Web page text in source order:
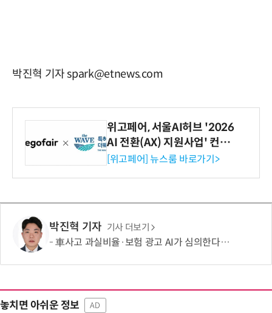
박진혁 기자 spark@etnews.com
위고페어, 서울AI허브 '2026
AI 전환(AX) 지원사업' 컨소
시엄 선정
[위고페어] 뉴스룸 바로가기>
박진혁 기자 기사 더보기
車사고 과실비율·보험 광고 AI가 심의한다…손보협회, 분석 시스템 구축
놓치면 아쉬운 정보 AD